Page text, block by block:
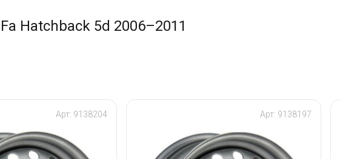
Hatchback 5d 2006–2011
Арт: 9138204 Арт: 9138197